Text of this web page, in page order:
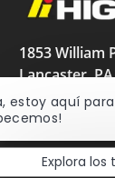
1853 William
Lancaster,
717.293.4444
High.net
Noticia
estoy aquí
Explora los